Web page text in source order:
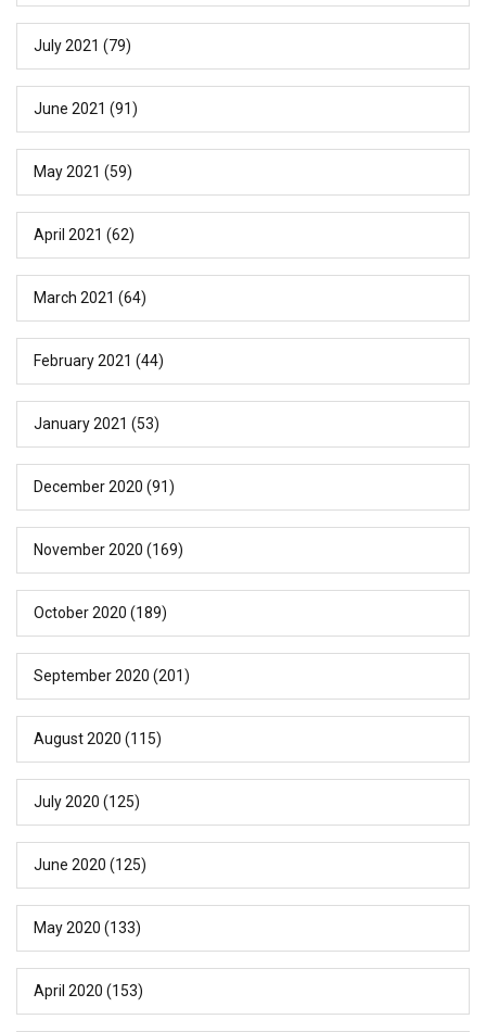
July 2021 (79)
June 2021 (91)
May 2021 (59)
April 2021 (62)
March 2021 (64)
February 2021 (44)
January 2021 (53)
December 2020 (91)
November 2020 (169)
October 2020 (189)
September 2020 (201)
August 2020 (115)
July 2020 (125)
June 2020 (125)
May 2020 (133)
April 2020 (153)